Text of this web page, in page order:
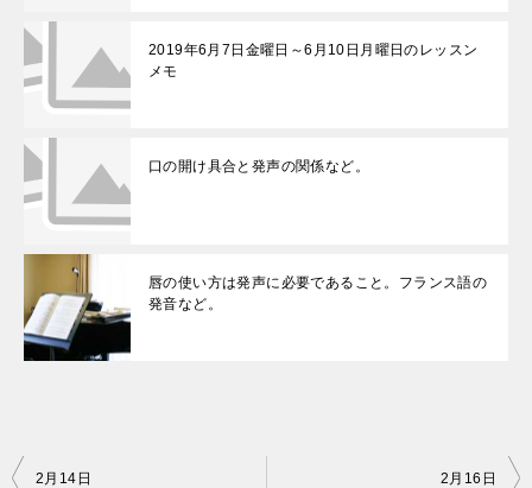
2019年6月7日金曜日～6月10日月曜日のレッスン
メモ
口の開け具合と発声の関係など。
唇の使い方は発声に必要であること。フランス語の
発音など。
投
2月14日 2月16日